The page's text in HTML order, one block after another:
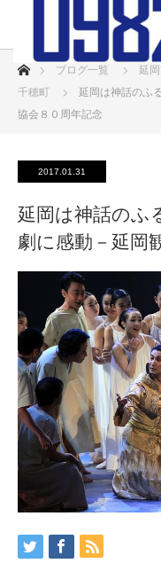
ホームブログ一覧 延
千穂町
延岡は神話の
協会８０周年記念
2017.01.31
延岡は神話の
劇に感動－延岡